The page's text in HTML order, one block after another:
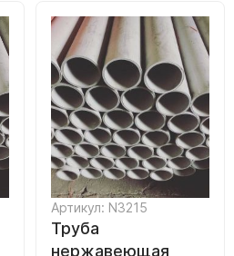
Артикул: N3215
Труба
нержавеющая